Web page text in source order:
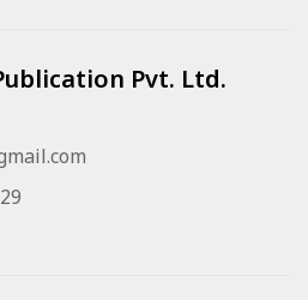
Pvt. Ltd.